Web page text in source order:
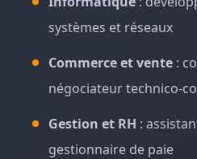
systèmes et réseaux
Commerce et vente :
négociateur technico-
Gestion et RH :
gestionnaire de paie